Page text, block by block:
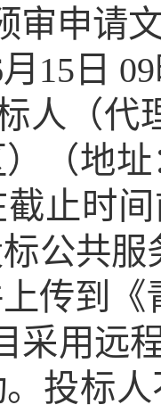
审申请
15日
人（代
（地
止时
公共
传到
采用远
投标